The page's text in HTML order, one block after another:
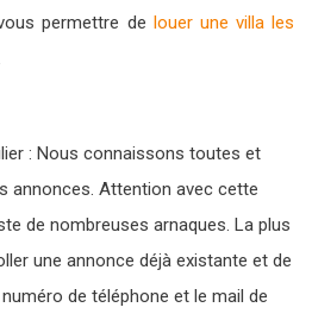
permettre de louer une villa les
: Nous connaissons toutes et
annonces. Attention avec cette
de nombreuses arnaques. La plus
une annonce déjà existante et de
de téléphone et le mail de